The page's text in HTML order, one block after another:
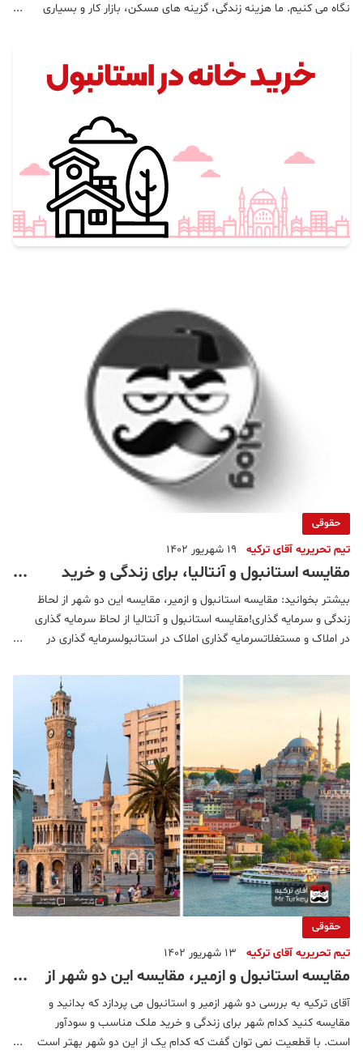
نگاه می کنیم. ما هزینه زندگی، گزینه های مسکن، بازار کار و بسیاری
حقوقی
تیم تحریریه آقای ترکیه 19 شهریور 1402
مقایسه استانبول و آنتالیا، برای زندگی و خرید
ملک کدام شهر مناسب تر است؟
بیشتر بخوانید: مقایسه استانبول و ازمیر، مقایسه این دو شهر از لحاظ
زندگی و سرمایه گذاری!مقایسه استانبول و آنتالیا از لحاظ سرمایه گذاری
در املاک و مستغلاتسرمایه گذاری املاک در استانبولسرمایه گذاری در
استانبول و آنتالیا از لحاظ زندگی و گردشگری&n
حقوقی
تیم تحریریه آقای ترکیه 13 شهریور 1402
مقایسه استانبول و ازمیر، مقایسه این دو شهر از
لحاظ زندگی و سرمایه گذاری!
آقای ترکیه به بررسی دو شهر ازمیر و استانبول می پردازد که بدانید و
مقایسه کنید کدام شهر برای زندگی و خرید ملک مناسب و سودآور
است. با قطعیت نمی توان گفت که کدام یک از این دو شهر بهتر است